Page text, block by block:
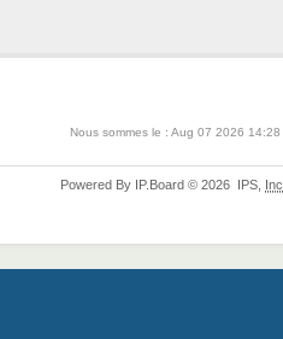
Nous sommes le : Aug 07 2026 14:28
Powered By IP.Board © 2026 IPS, Inc